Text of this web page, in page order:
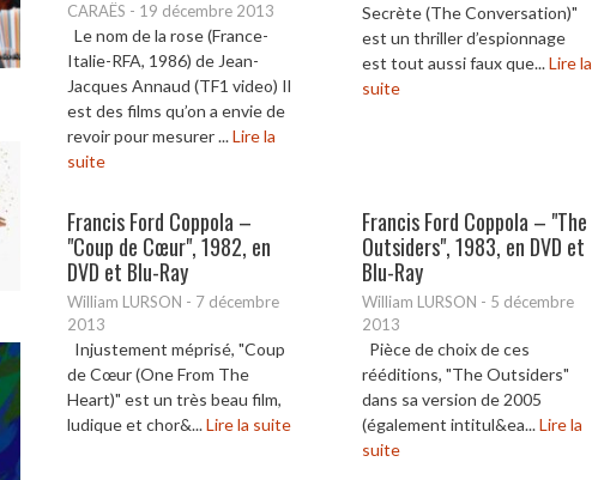
CARAËS - 19 décembre 2013
Le nom de la rose (France-
Italie-RFA, 1986) de Jean-
Jacques Annaud (TF1 video) Il
est des films qu’on a envie de
revoir pour mesurer ...Lire la
suite
Secrète (The Conversation)"
est un thriller d’espionnage
est tout aussi faux que...Lire la
suite
Francis Ford Coppola –
"Coup de Cœur", 1982, en
DVD et Blu-Ray
William LURSON - 7 décembre
2013
Injustement méprisé, "Coup
de Cœur (One From The
Heart)" est un très beau film,
ludique et chor&...Lire la suite
Francis Ford Coppola – "The
Outsiders", 1983, en DVD et
Blu-Ray
William LURSON - 5 décembre
2013
Pièce de choix de ces
rééditions, "The Outsiders"
dans sa version de 2005
(également intitul&ea...Lire la
suite